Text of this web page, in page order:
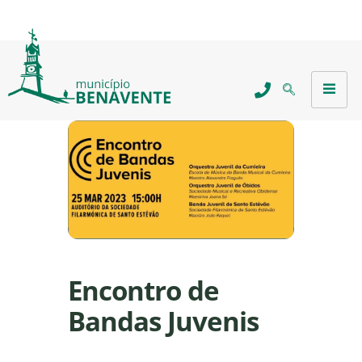
Encontro de
Bandas Juvenis